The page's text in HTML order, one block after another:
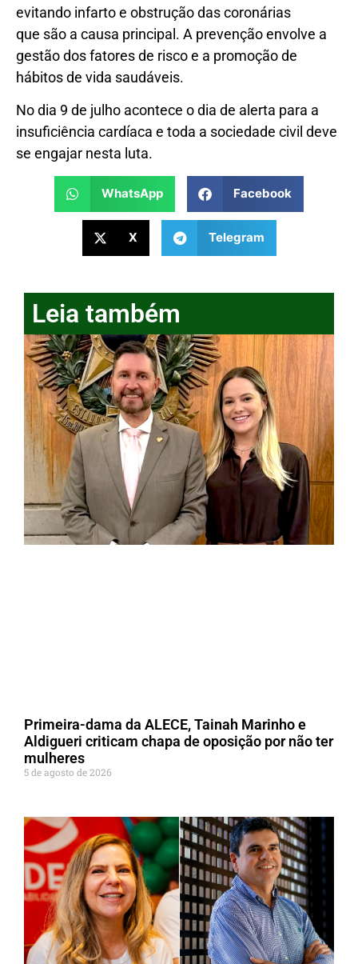
evitando infarto e obstrução das coronárias
que são a causa principal. A prevenção envolve a
gestão dos fatores de risco e a promoção de
hábitos de vida saudáveis.
No dia 9 de julho acontece o dia de alerta para a
insuficiência cardíaca e toda a sociedade civil deve
se engajar nesta luta.
WhatsApp Facebook
X Telegram
Leia também
Primeira-dama da ALECE, Tainah Marinho e
Aldigueri criticam chapa de oposição por não ter
mulheres
5 de agosto de 2026